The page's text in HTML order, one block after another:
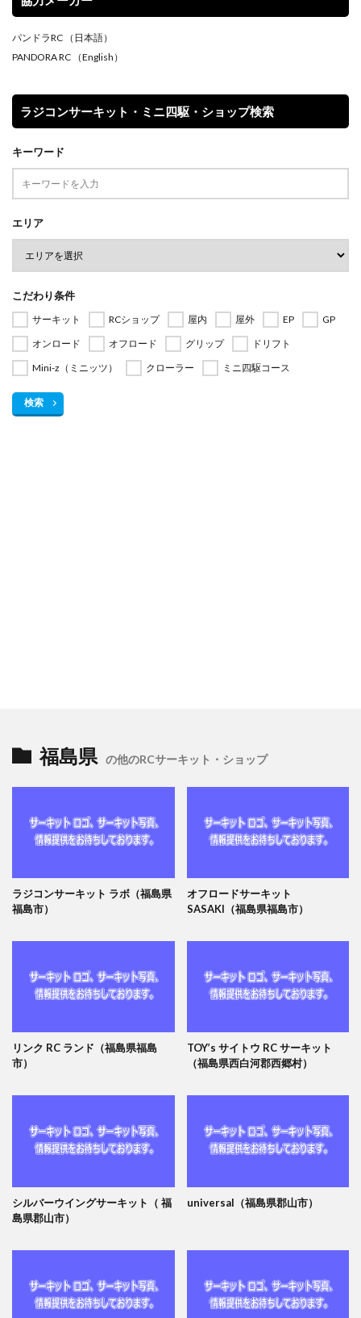
パンドラRC （日本語）
PANDORA RC （English）
ラジコンサーキット・ミニ四駆・ショップ検索
キーワード
エリア
こだわり条件
サーキット RCショップ 屋内 屋外 EP
GP
オンロード
オフロード グリップ
ドリフト
Mini-z（ミニッツ）
クローラー ミニ四駆コース
検索
福島県 の他のRCサーキット・ショップ
ラジコンサーキット ラボ（福島県
福島市）
オフロードサーキット
SASAKI（福島県福島市）
リンク RC ランド（福島県福島
市）
TOY’s サイトウ RC サーキット
（福島県西白河郡西郷村）
シルバーウイングサーキット（ 福
島県郡山市）
universal（福島県郡山市）